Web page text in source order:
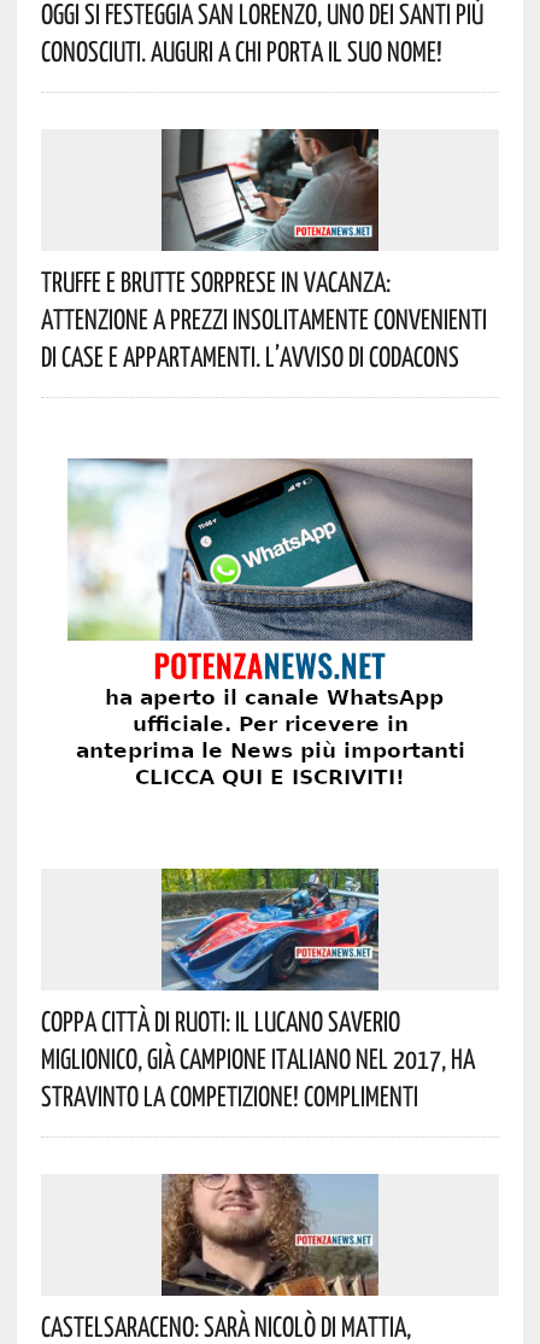
Oggi Si Festeggia San Lorenzo, Uno Dei Santi Più
Conosciuti. Auguri A Chi Porta Il Suo Nome!
Truffe E Brutte Sorprese In Vacanza:
Attenzione A Prezzi Insolitamente Convenienti
Di Case E Appartamenti. L’avviso Di Codacons
Coppa Città Di Ruoti: Il Lucano Saverio
Miglionico, Già Campione Italiano Nel 2017, Ha
Stravinto La Competizione! Complimenti
Castelsaraceno: Sarà Nicolò Di Mattia,